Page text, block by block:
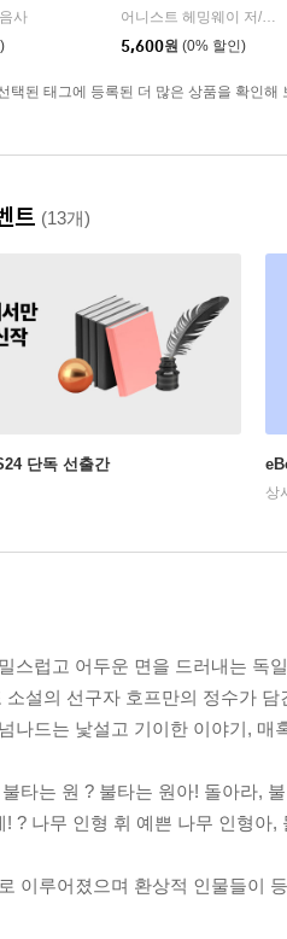
사
5,600원 (0% 할인)
택된 태그에 등록된 더 많은 상품을 확인해
트 (13개)
단독 선출간
상
스럽고 어두운 면을 드러내는 독
소설의 선구자 호프만의 정수가
나드는 낯설고 기이한 이야기, 매
불타는 원 ? 불타는 원아! 돌아라,
! ? 나무 인형 휘 예쁜 나무 인형아,
이루어졌으며 환상적 인물들이